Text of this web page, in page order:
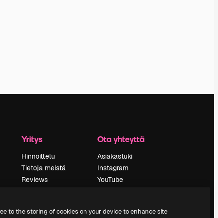
Yritys
Hinnoittelu
Tietoja meistä
Reviews
Blogi
Ota yhteyttä
Asiakastuki
Instagram
YouTube
Discord
to the storing of cookies on your device to enhance site